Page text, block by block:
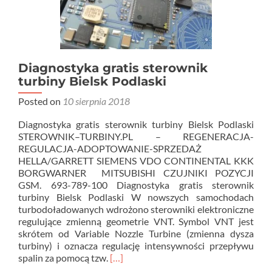
Diagnostyka gratis sterownik
turbiny Bielsk Podlaski
Posted on 10 sierpnia 2018
Diagnostyka gratis sterownik turbiny Bielsk Podlaski
STEROWNIK–TURBINY.PL – REGENERACJA-
REGULACJA-ADOPTOWANIE-SPRZEDAŻ
HELLA/GARRETT SIEMENS VDO CONTINENTAL KKK
BORGWARNER MITSUBISHI CZUJNIKI POZYCJI
GSM. 693-789-100 Diagnostyka gratis sterownik
turbiny Bielsk Podlaski W nowszych samochodach
turbodoładowanych wdrożono sterowniki elektroniczne
regulujące zmienną geometrie VNT. Symbol VNT jest
skrótem od Variable Nozzle Turbine (zmienna dysza
turbiny) i oznacza regulację intensywności przepływu
spalin za pomocą tzw. Read
[…]